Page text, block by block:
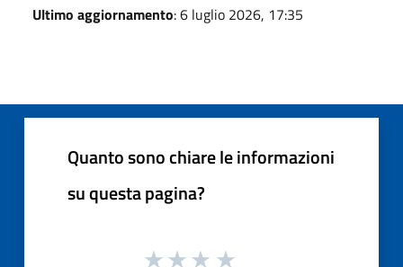
Ultimo aggiornamento: 6 luglio 2026, 17:35
Quanto sono chiare le informazioni
su questa pagina?